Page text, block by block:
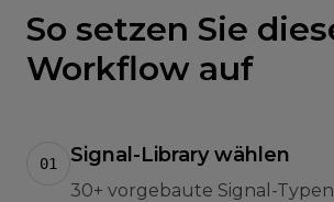
So setzen Sie
Workflow auf
01 Signal-Library wählen
30+ vorgebaute Signal-